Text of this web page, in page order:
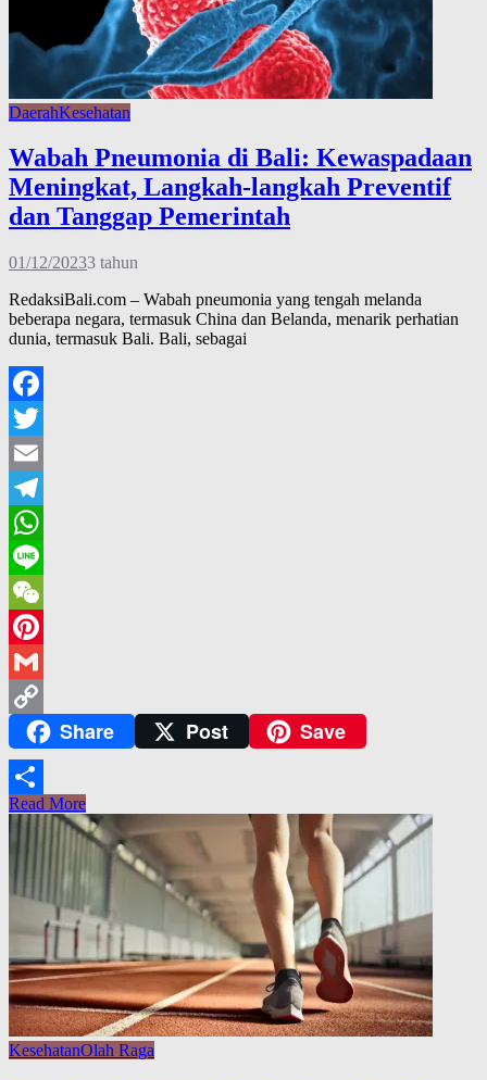
DaerahKesehatan
Wabah Pneumonia di Bali: Kewaspadaan
Meningkat, Langkah-langkah Preventif
dan Tanggap Pemerintah
01/12/20233 tahun
RedaksiBali.com – Wabah pneumonia yang tengah melanda
beberapa negara, termasuk China dan Belanda, menarik perhatian
dunia, termasuk Bali. Bali, sebagai
Facebook
Twitter
Email
Telegram
WhatsApp
Line
WeChat
Pinterest
Gmail
Copy
Link
Share Post Save
Share
Read More
KesehatanOlah Raga